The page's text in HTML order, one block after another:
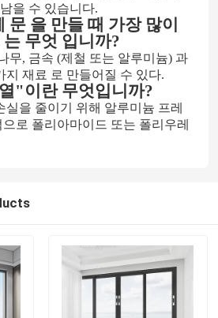
을 수 있습니다.
문 을 만들 때 가장 많이
무엇 입니까?
무, 금속 (제철 또는 알루미늄) 과
지 재료 로 만들어질 수 있다.
"이란 무엇입니까?
실을 줄이기 위해 알루미늄 프레
로 폴리아마이드 또는 폴리우레